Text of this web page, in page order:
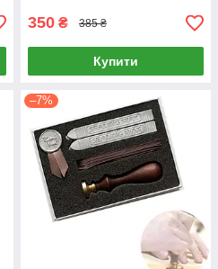
350 ₴ 385 ₴
Купити
–7%